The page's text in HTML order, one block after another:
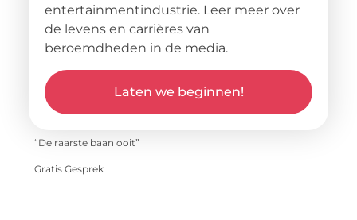
entertainmentindustrie. Leer meer over
de levens en carrières van
beroemdheden in de media.
Laten we beginnen!
“De raarste baan ooit”
Gratis Gesprek